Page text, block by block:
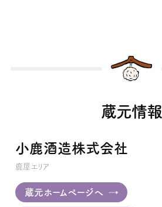
蔵元情報
小鹿酒造株式会社
鹿屋エリア
蔵元ホームページへ